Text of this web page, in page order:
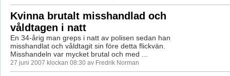
Kvinna brutalt misshandlad och
våldtagen i natt
En 34-årig man greps i natt av polisen sedan han
misshandlat och våldtagit sin före detta flickvän.
Misshandeln var mycket brutal och med ...
27 juni 2007 klockan 08:30 av Fredrik Norman